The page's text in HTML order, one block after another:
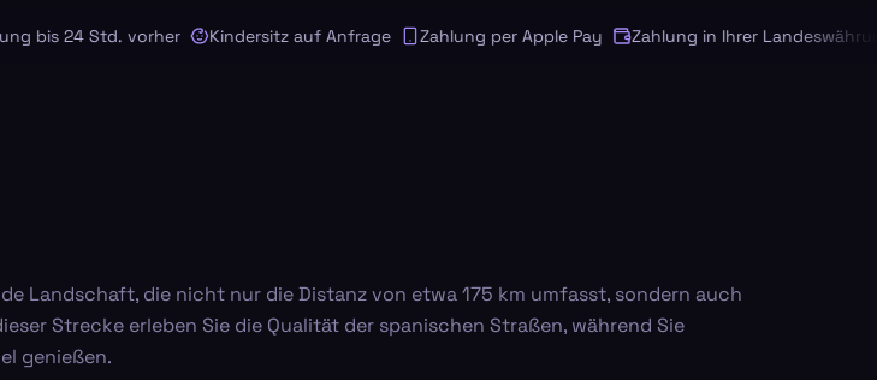
24 Std. vorher Kindersitz auf Anfrage Zahlung per Apple Pay Zahlung in Ihrer Landeswährung
Landschaft, die nicht nur die Distanz von etwa 175 km umfasst, sondern auch
Strecke erleben Sie die Qualität der spanischen Straßen, während Sie
genießen.